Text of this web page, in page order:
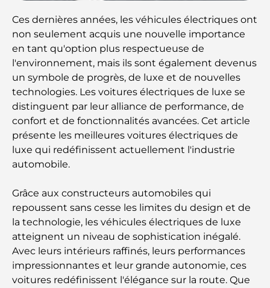
Ces dernières années, les véhicules électriques ont
non seulement acquis une nouvelle importance
en tant qu'option plus respectueuse de
l'environnement, mais ils sont également devenus
un symbole de progrès, de luxe et de nouvelles
technologies. Les voitures électriques de luxe se
distinguent par leur alliance de performance, de
confort et de fonctionnalités avancées. Cet article
présente les meilleures voitures électriques de
luxe qui redéfinissent actuellement l'industrie
automobile.
Grâce aux constructeurs automobiles qui
repoussent sans cesse les limites du design et de
la technologie, les véhicules électriques de luxe
atteignent un niveau de sophistication inégalé.
Avec leurs intérieurs raffinés, leurs performances
impressionnantes et leur grande autonomie, ces
voitures redéfinissent l'élégance sur la route. Que